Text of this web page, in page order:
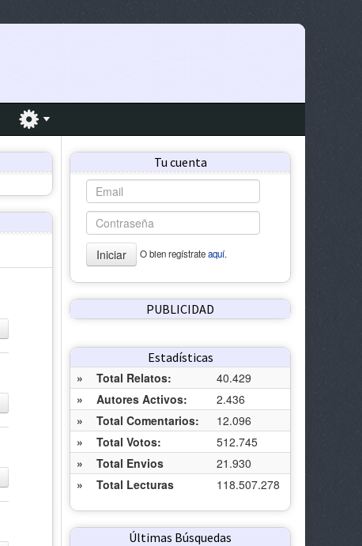
Tu cuenta
Iniciar O bien regístrateaquí.
PUBLICIDAD
Estadísticas
»
Total Relatos:
40.429
»
Autores Activos:
2.436
»
Total Comentarios:
12.096
»
Total Votos:
512.745
»
Total Envios
21.930
»
Total Lecturas 118.507.278
Últimas Búsquedas